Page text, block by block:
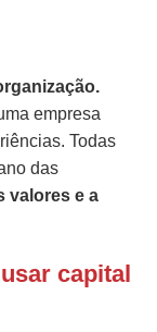
empresa
Todas
das
valores e a
capital